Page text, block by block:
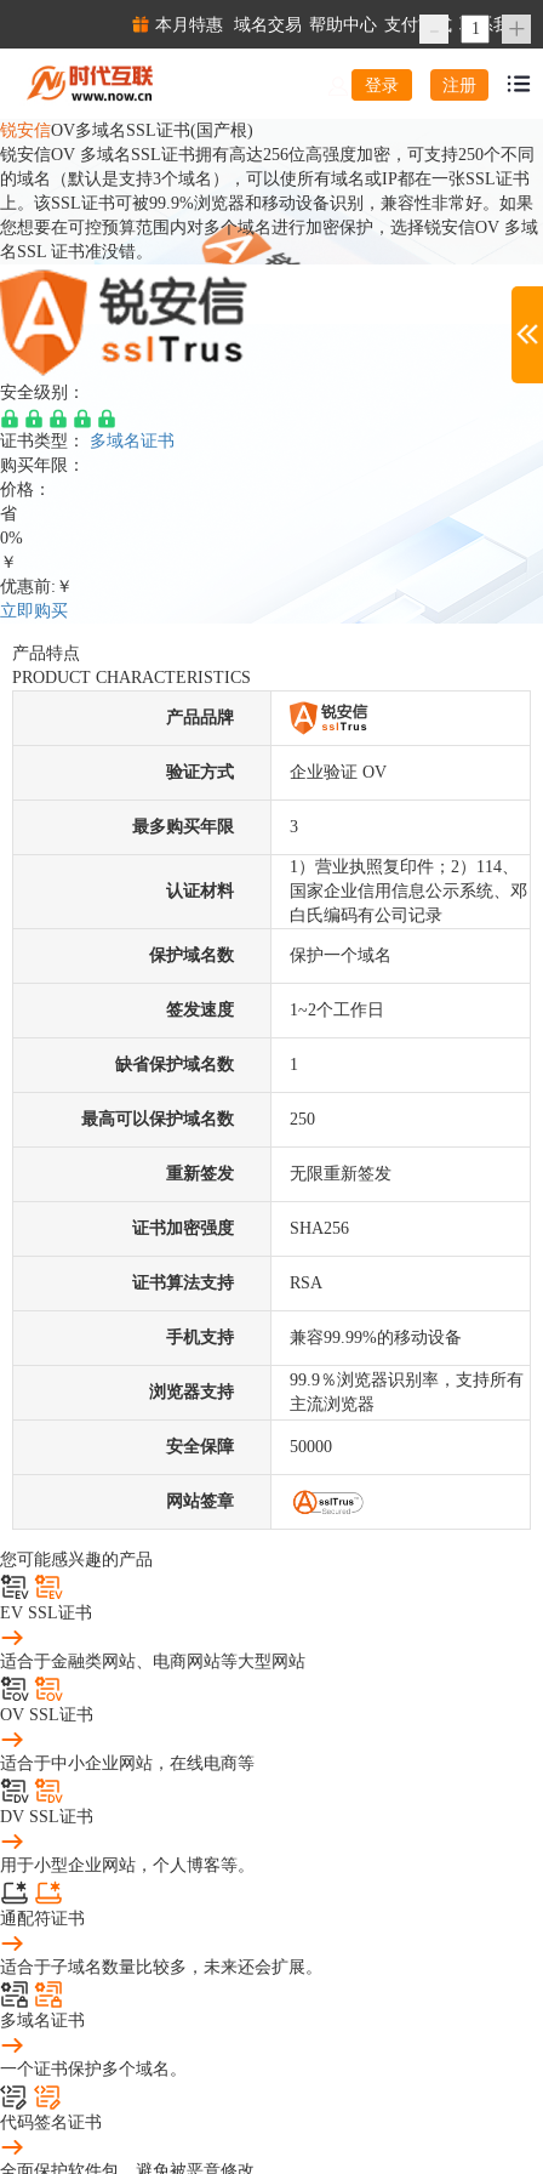
本月特惠 域名交易 帮助中心 支付方式 联系我们
登录 注册
锐安信OV多域名SSL证书(国产根)
锐安信OV 多域名SSL证书拥有高达256位高强度加密，可支持250个不同
的域名（默认是支持3个域名），可以使所有域名或IP都在一张SSL证书
上。该SSL证书可被99.9%浏览器和移动设备识别，兼容性非常好。如果
您想要在可控预算范围内对多个域名进行加密保护，选择锐安信OV 多域
名SSL 证书准没错。
安全级别：
证书类型：
多域名证书
购买年限：
+
价格：
省
0%
￥
优惠前:￥
立即购买
产品特点
PRODUCT CHARACTERISTICS
产品品牌
验证方式 企业验证 OV
最多购买年限 3
认证材料
1）营业执照复印件；2）114、
国家企业信用信息公示系统、邓
白氏编码有公司记录
保护域名数 保护一个域名
签发速度 1~2个工作日
缺省保护域名数 1
最高可以保护域名数 250
重新签发 无限重新签发
证书加密强度 SHA256
证书算法支持 RSA
手机支持 兼容99.99%的移动设备
浏览器支持
99.9％浏览器识别率，支持所有
主流浏览器
安全保障 50000
网站签章
您可能感兴趣的产品
EV SSL证书
适合于金融类网站、电商网站等大型网站
OV SSL证书
适合于中小企业网站，在线电商等
DV SSL证书
用于小型企业网站，个人博客等。
通配符证书
适合于子域名数量比较多，未来还会扩展。
多域名证书
一个证书保护多个域名。
代码签名证书